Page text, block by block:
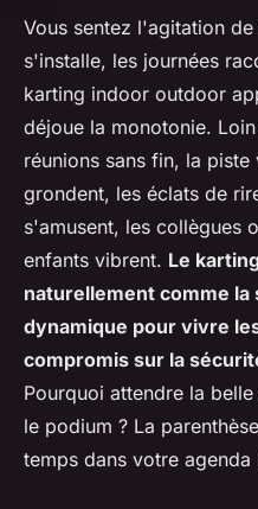
Vous sentez l'agitation
s'installe, les journées
karting indoor outdoor
déjoue la monotonie.
réunions sans fin, la
grondent, les éclats de
s'amusent, les collègues
enfants vibrent. Le
naturellement comme
dynamique pour vivre
compromis sur la
Pourquoi attendre la
le podium ? La
temps dans votre agenda